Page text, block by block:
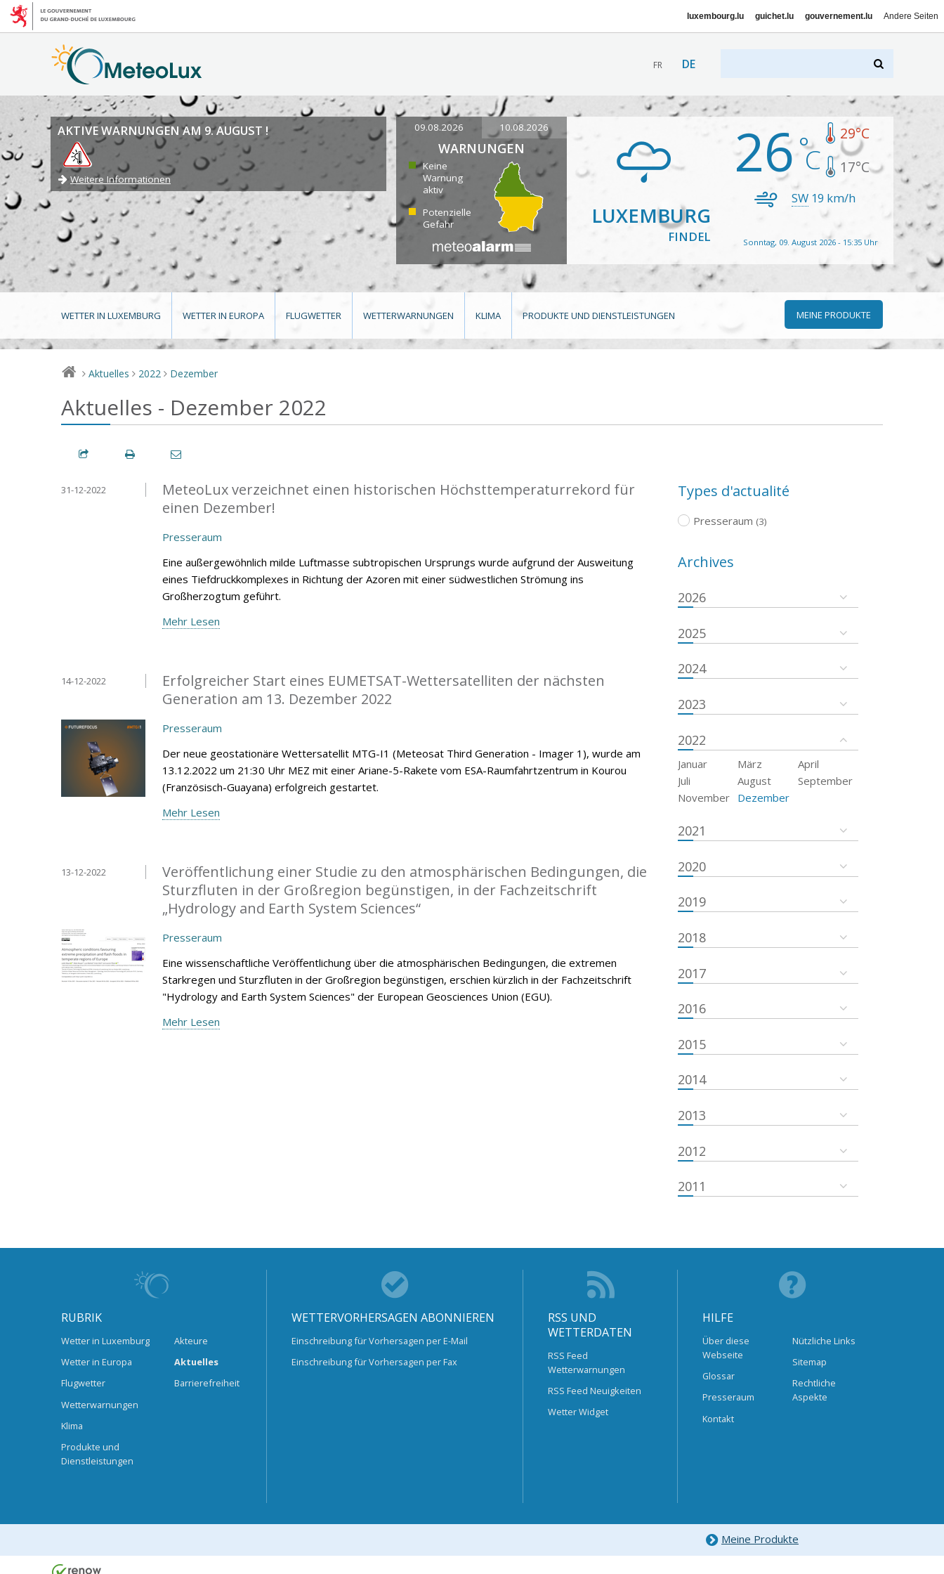
luxembourg.lu guichet.lu gouvernement.lu Andere Seiten
FR DE
AKTIVE WARNUNGEN AM 9. AUGUST !
Weitere Informationen
09.08.2026 10.08.2026
WARNUNGEN
Keine
Warnung
aktiv
Potenzielle
Gefahr
LUXEMBURG
FINDEL
26 29°C
17°C
SW 19 km/h
Sonntag, 09. August 2026 - 15:35 Uhr
WETTER IN LUXEMBURG WETTER IN EUROPA FLUGWETTER WETTERWARNUNGEN KLIMA PRODUKTE UND DIENSTLEISTUNGEN MEINE PRODUKTE
> Aktuelles > 2022 > Dezember
Aktuelles - Dezember 2022
MeteoLux verzeichnet einen historischen Höchsttemperaturrekord für
einen Dezember!
31-12-2022
Presseraum
Eine außergewöhnlich milde Luftmasse subtropischen Ursprungs wurde aufgrund der Ausweitung
eines Tiefdruckkomplexes in Richtung der Azoren mit einer südwestlichen Strömung ins
Großherzogtum geführt.
Mehr Lesen
Erfolgreicher Start eines EUMETSAT-Wettersatelliten der nächsten
Generation am 13. Dezember 2022
14-12-2022
Presseraum
Der neue geostationäre Wettersatellit MTG-I1 (Meteosat Third Generation - Imager 1), wurde am
13.12.2022 um 21:30 Uhr MEZ mit einer Ariane-5-Rakete vom ESA-Raumfahrtzentrum in Kourou
(Französisch-Guayana) erfolgreich gestartet.
Mehr Lesen
Veröffentlichung einer Studie zu den atmosphärischen Bedingungen, die
Sturzfluten in der Großregion begünstigen, in der Fachzeitschrift
„Hydrology and Earth System Sciences“
13-12-2022
Presseraum
Eine wissenschaftliche Veröffentlichung über die atmosphärischen Bedingungen, die extremen
Starkregen und Sturzfluten in der Großregion begünstigen, erschien kürzlich in der Fachzeitschrift
"Hydrology and Earth System Sciences" der European Geosciences Union (EGU).
Mehr Lesen
Types d'actualité
Presseraum (3)
Archives
2026
2025
2024
2023
2022
Januar März
April
Juli
August
September
November
Dezember
2021
2020
2019
2018
2017
2016
2015
2014
2013
2012
2011
RUBRIK
Wetter in Luxemburg
Wetter in Europa
Flugwetter
Wetterwarnungen
Klima
Produkte und
Dienstleistungen
Akteure
Aktuelles
Barrierefreiheit
WETTERVORHERSAGEN ABONNIEREN
Einschreibung für Vorhersagen per E-Mail
Einschreibung für Vorhersagen per Fax
RSS UND
WETTERDATEN
RSS Feed
Wetterwarnungen
RSS Feed Neuigkeiten
Wetter Widget
HILFE
Über diese
Webseite
Glossar
Presseraum
Kontakt
Nützliche Links
Sitemap
Rechtliche
Aspekte
Meine Produkte